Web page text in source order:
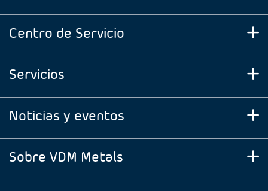
Centro de Servicio
Servicios
Noticias y eventos
Sobre VDM Metals